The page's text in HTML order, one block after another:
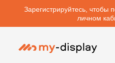
Зарегистрируйтесь, чтобы
личном